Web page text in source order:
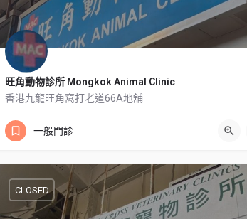
旺角動物診所 Mongkok Animal Clinic
香港九龍旺角窩打老道66A地舖
27601026
一般門診
CLOSED